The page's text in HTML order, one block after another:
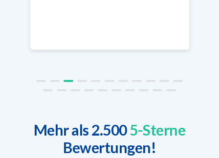
Mehr als 2.5005-Sterne
Bewertungen!